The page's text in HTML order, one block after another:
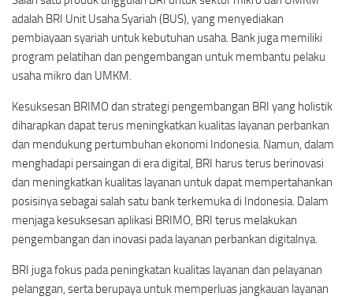
adalah BRI Unit Usaha Syariah (BUS), yang menyediakan
pembiayaan syariah untuk kebutuhan usaha. Bank juga memiliki
program pelatihan dan pengembangan untuk membantu pelaku
usaha mikro dan UMKM.
Kesuksesan BRIMO dan strategi pengembangan BRI yang holistik
diharapkan dapat terus meningkatkan kualitas layanan perbankan
dan mendukung pertumbuhan ekonomi Indonesia. Namun, dalam
menghadapi persaingan di era digital, BRI harus terus berinovasi
dan meningkatkan kualitas layanan untuk dapat mempertahankan
posisinya sebagai salah satu bank terkemuka di Indonesia. Dalam
menjaga kesuksesan aplikasi BRIMO, BRI terus melakukan
pengembangan dan inovasi pada layanan perbankan digitalnya.
BRI juga fokus pada peningkatan kualitas layanan dan pelayanan
pelanggan, serta berupaya untuk memperluas jangkauan layanan